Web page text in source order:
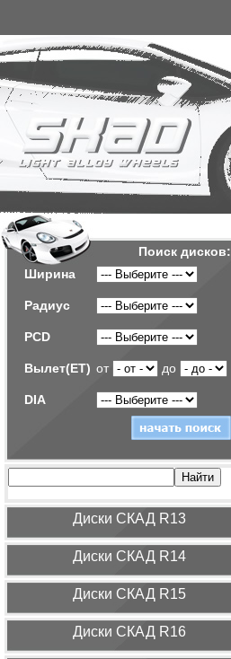
Поиск дисков:
Ширина
Радиус
PCD
Вылет(ET) от до
DIA
Диcки СКАД R13
Диcки СКАД R14
Диcки СКАД R15
Диcки СКАД R16